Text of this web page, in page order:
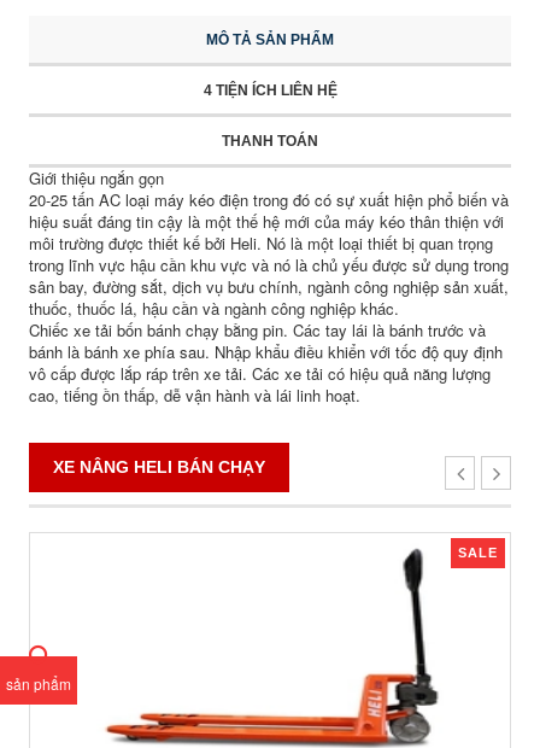
sản phẩm
MÔ TẢ SẢN PHẨM
4 TIỆN ÍCH LIÊN HỆ
THANH TOÁN
Giới thiệu ngắn gọn
20-25 tấn AC loại máy kéo điện trong đó có sự xuất hiện phổ biến và
hiệu suất đáng tin cậy là một thế hệ mới của máy kéo thân thiện với
môi trường được thiết kế bởi Heli. Nó là một loại thiết bị quan trọng
trong lĩnh vực hậu cần khu vực và nó là chủ yếu được sử dụng trong
sân bay, đường sắt, dịch vụ bưu chính, ngành công nghiệp sản xuất,
thuốc, thuốc lá, hậu cần và ngành công nghiệp khác.
Chiếc xe tải bốn bánh chạy bằng pin. Các tay lái là bánh trước và
bánh là bánh xe phía sau. Nhập khẩu điều khiển với tốc độ quy định
vô cấp được lắp ráp trên xe tải. Các xe tải có hiệu quả năng lượng
cao, tiếng ồn thấp, dễ vận hành và lái linh hoạt.
XE NÂNG HELI BÁN CHẠY
SALE